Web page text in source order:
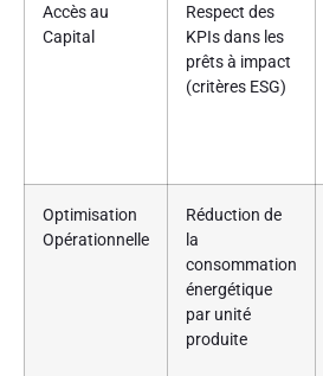
Accès au
Capital
Respect des
KPIs dans les
prêts à impact
(critères ESG)
Optimisation
Opérationnelle
Réduction de
la
consommation
énergétique
par unité
produite